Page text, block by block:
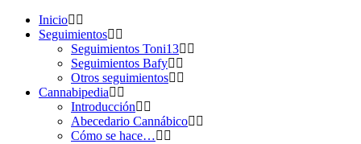
Inicio
Seguimientos
Seguimientos Toni13
Seguimientos Bafy
Otros seguimientos
Cannabipedia
Introducción
Abecedario Cannábico
Cómo se hace…